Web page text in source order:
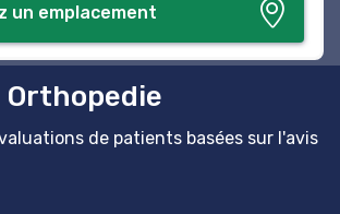
un emplacement
de patients basées sur l'avis